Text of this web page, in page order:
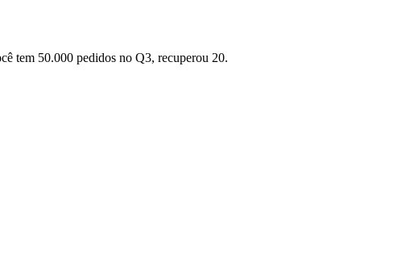
tem 50.000 pedidos no Q3, recuperou 20.